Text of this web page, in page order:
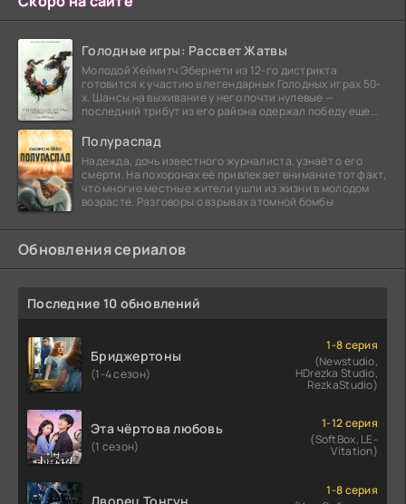
Голодные игры: Рассвет Жатвы
Молодой Хеймитч Эбернети из 12-го дистрикта
готовится к участию в легендарных Голодных играх 50-
х. Шансы на выживание у него почти нулевые —
последний трибут из его района одержал победу еще
Полураспад
Надежда, дочь известного журналиста, узнаёт о его
смерти. На похоронах её привлекает внимание тот факт,
что многие местные жители ушли из жизни в молодом
возрасте. Разговоры о взрывах атомной бомбы
Обновления сериалов
Последние 10 обновлений
Бриджертоны
(1-4 сезон)
1-8 серия
(Newstudio,
HDrezka Studio,
RezkaStudio)
Эта чёртова любовь
(1 сезон)
1-12 серия
(SoftBox, LE-
Vitation)
1-8 серия